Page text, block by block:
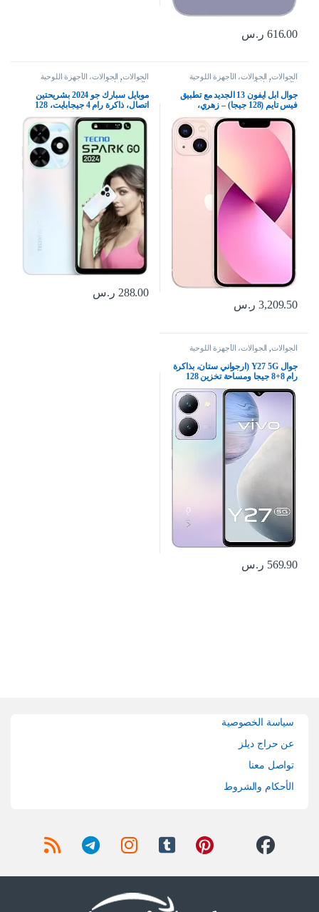
616.00 ر.س
الجوالات
الجوالات، الأجهزة اللوحية
وإكسسواراتها
جوال ابل ايفون 13 الجديد مع تطبيق
فيس تايم (128 جيجا) – زهري،
3,209.50 ر.س
الجوالات
الجوالات، الأجهزة اللوحية
وإكسسواراتها
موبايل سبارك جو 2024 بشريحتين
اتصال، ذاكرة رام 4 جيجابايت، 128
اصدار الشرق الاوسط، ابيض
288.00 ر.س
الجوالات الجوالات، الأجهزة اللوحية
وإكسسواراتها
جوال Y27 5G (ارجواني ستان، بذاكرة
رام 8+8 جيجا ومساحة تخزين 128
50 ميجابكسل وسيلفي 8 وشحن
فلاش 44 واط 5000Mah بتقنية NFC
مع هدية: شريط حول الرقبة بتقنية
بلوتوث، بشريحتين
569.90 ر.س
سياسة الخصوصية
عن حراج ديلز
تواصل معنا
الأحكام والشروط